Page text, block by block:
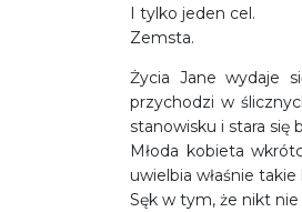
I tylko jeden cel.
Zemsta.
Życia Jane wydaje
przychodzi w
stanowisku i stara się
Młoda kobieta
uwielbia właśnie
Sęk w tym, że nikt